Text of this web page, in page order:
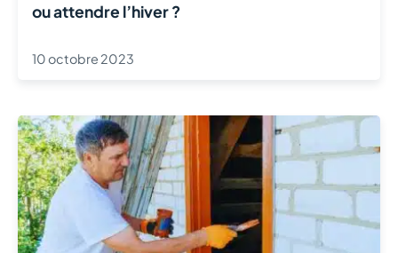
ou attendre l’hiver ?
10 octobre 2023